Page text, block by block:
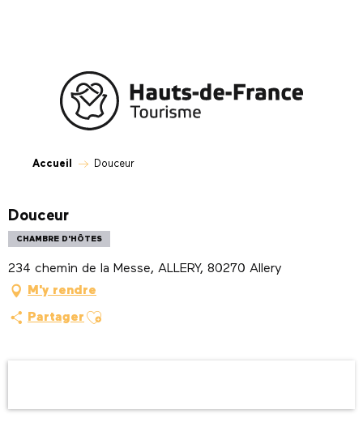
Accueil Douceur
Douceur
CHAMBRE D'HÔTES
234 chemin de la Messe, ALLERY, 80270 Allery
M'y rendre
Partager Ajouter aux favoris